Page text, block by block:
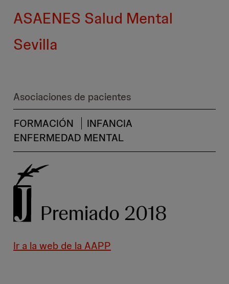
ASAENES Salud Mental
Sevilla
Asociaciones de pacientes
FORMACIÓN
INFANCIA
ENFERMEDAD MENTAL
Premiado 2018
Ir a la web de la AAPP